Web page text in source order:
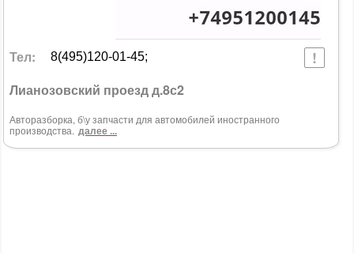
Тел: 8(495)120-01-45;
Лианозовский проезд д.8с2
Авторазборка, б\у запчасти для автомобилей иностранного
производства. далее ...